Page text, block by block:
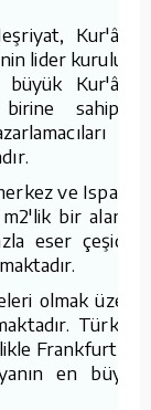
Kur'ân-ı
lider kuruluşu
Kur'ân-ı
sahiptir.
ve
ve Isparta
bir alanda
eser çeşidini
olmak üzere
Türkiye
Frankfurt ve
en büyük